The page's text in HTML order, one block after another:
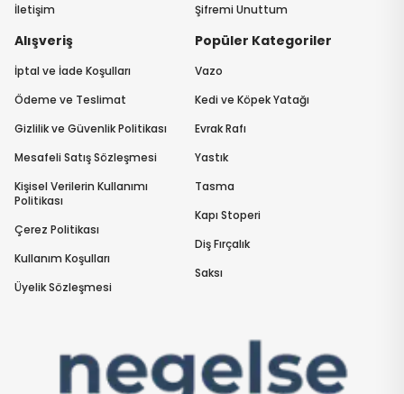
İletişim
Şifremi Unuttum
Alışveriş
İptal ve İade Koşulları
Ödeme ve Teslimat
Gizlilik ve Güvenlik Politikası
Mesafeli Satış Sözleşmesi
Kişisel Verilerin Kullanımı
Politikası
Çerez Politikası
Kullanım Koşulları
Üyelik Sözleşmesi
Popüler Kategoriler
Vazo
Kedi ve Köpek Yatağı
Evrak Rafı
Yastık
Tasma
Kapı Stoperi
Diş Fırçalık
Saksı